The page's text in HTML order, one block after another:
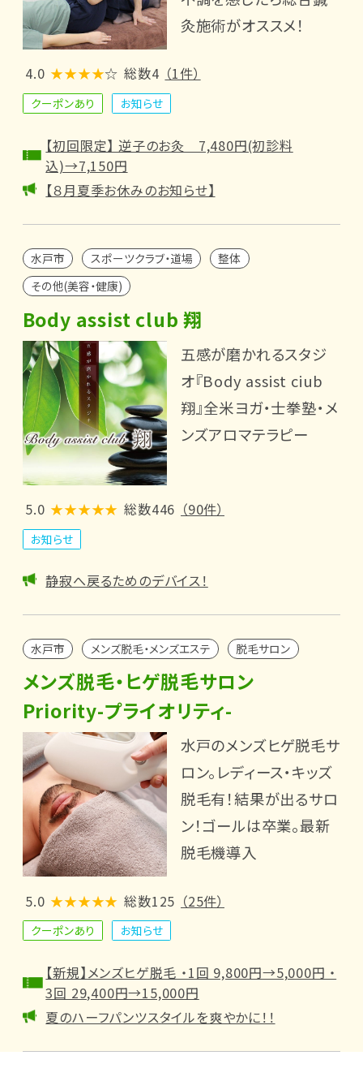
灸施術がオススメ！
4.0 ★★★★☆ 総数4 （1件）
クーポンあり お知らせ
【初回限定】 逆子のお灸 7,480円(初診料
込)→7,150円
【８月夏季お休みのお知らせ】
水戸市 スポーツクラブ・道場
整体
その他(美容・健康)
Body assist club 翔
五感が磨かれるスタジ
オ『Body assist ciub
翔』全米ヨガ・士拳塾・メ
ンズアロマテラピー
5.0 ★★★★★ 総数446 （90件）
お知らせ
静寂へ戻るためのデバイス！
水戸市 メンズ脱毛・メンズエステ 脱毛サロン
メンズ脱毛・ヒゲ脱毛サロン
Priority-プライオリティ-
水戸のメンズヒゲ脱毛サ
ロン。レディース・キッズ
脱毛有！結果が出るサロ
ン！ゴールは卒業。最新
脱毛機導入
5.0 ★★★★★ 総数125 （25件）
クーポンあり お知らせ
【新規】メンズヒゲ脱毛 ・1回 9,800円→5,000円 ・
3回 29,400円→15,000円
夏のハーフパンツスタイルを爽やかに！！